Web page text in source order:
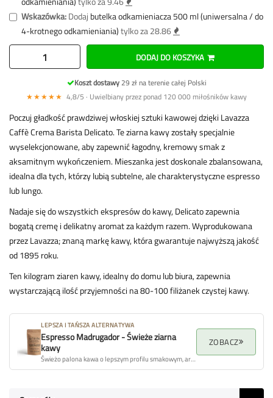
Wskazówka:Dodaj butelka odkamieniacza 500 ml (uniwersalna / do
4-krotnego odkamieniania)tylko za 28.86
DODAJ DO KOSZYKA
Koszt dostawy29 zł na terenie całej Polski
★★★★★ 4,8/5 · Uwielbiany przez ponad 120 000 miłośników kawy
Poczuj gładkość prawdziwej włoskiej sztuki kawowej dzięki Lavazza
Caffè Crema Barista Delicato. Te ziarna kawy zostały specjalnie
wyselekcjonowane, aby zapewnić łagodny, kremowy smak z
aksamitnym wykończeniem. Mieszanka jest doskonale zbalansowana,
idealna dla tych, którzy lubią subtelne, ale charakterystyczne espresso
lub lungo.
Nadaje się do wszystkich ekspresów do kawy, Delicato zapewnia
bogatą cremę i delikatny aromat za każdym razem. Wyprodukowana
przez Lavazza; znaną markę kawy, która gwarantuje najwyższą jakość
od 1895 roku.
Ten kilogram ziaren kawy, idealny do domu lub biura, zapewnia
wystarczającą ilość przyjemności na 80-100 filiżanek czystej kawy.
LEPSZA I TAŃSZA ALTERNATYWA
Espresso Madrugador - Świeże ziarna
kawy
Świeżo palona kawa o lepszym profilu smakowym, aromacie i ogólnej jakości.
ZOBACZ